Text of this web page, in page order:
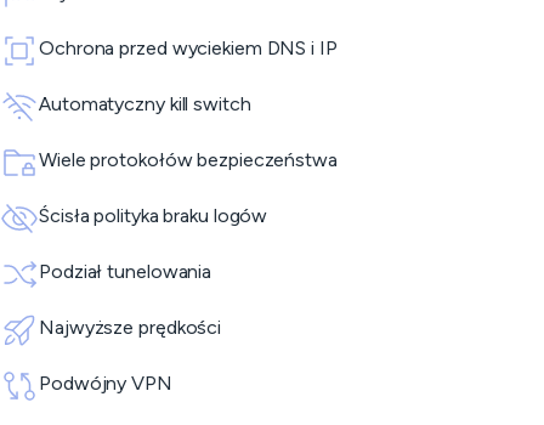
Ochrona przed wyciekiem DNS i IP
Automatyczny kill switch
Wiele protokołów bezpieczeństwa
Ścisła polityka braku logów
Podział tunelowania
Najwyższe prędkości
Podwójny VPN